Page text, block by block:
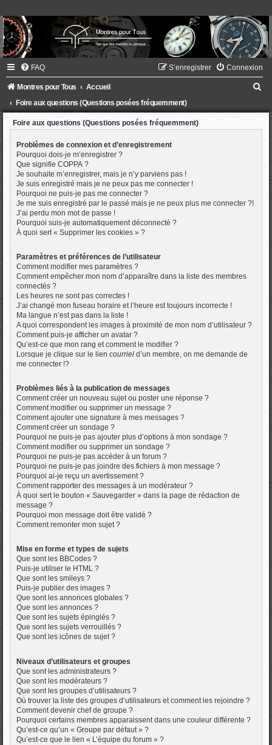
FAQ Connexion
S’enregistrer
Montres pour Tous
Accueil
Foire aux questions (Questions posées fréquemment)
Foire aux questions (Questions posées fréquemment)
Problèmes de connexion et d’enregistrement
Pourquoi dois-je m’enregistrer ?
Que signifie COPPA ?
Je souhaite m’enregistrer, mais je n’y parviens pas !
Je suis enregistré mais je ne peux pas me connecter !
Pourquoi ne puis-je pas me connecter ?
Je me suis enregistré par le passé mais je ne peux plus me connecter ?!
J’ai perdu mon mot de passe !
Pourquoi suis-je automatiquement déconnecté ?
À quoi sert « Supprimer les cookies » ?
Paramètres et préférences de l’utilisateur
Comment modifier mes paramètres ?
Comment empêcher mon nom d’apparaître dans la liste des membres
connectés ?
Les heures ne sont pas correctes !
J’ai changé mon fuseau horaire et l’heure est toujours incorrecte !
Ma langue n’est pas dans la liste !
A quoi correspondent les images à proximité de mon nom d’utilisateur ?
Comment puis-je afficher un avatar ?
Qu’est-ce que mon rang et comment le modifier ?
Lorsque je clique sur le lien courriel d’un membre, on me demande de
me connecter !?
Problèmes liés à la publication de messages
Comment créer un nouveau sujet ou poster une réponse ?
Comment modifier ou supprimer un message ?
Comment ajouter une signature à mes messages ?
Comment créer un sondage ?
Pourquoi ne puis-je pas ajouter plus d’options à mon sondage ?
Comment modifier ou supprimer un sondage ?
Pourquoi ne puis-je pas accéder à un forum ?
Pourquoi ne puis-je pas joindre des fichiers à mon message ?
Pourquoi ai-je reçu un avertissement ?
Comment rapporter des messages à un modérateur ?
À quoi sert le bouton « Sauvegarder » dans la page de rédaction de
message ?
Pourquoi mon message doit être validé ?
Comment remonter mon sujet ?
Mise en forme et types de sujets
Que sont les BBCodes ?
Puis-je utiliser le HTML ?
Que sont les smileys ?
Puis-je publier des images ?
Que sont les annonces globales ?
Que sont les annonces ?
Que sont les sujets épinglés ?
Que sont les sujets verrouillés ?
Que sont les icônes de sujet ?
Niveaux d’utilisateurs et groupes
Que sont les administrateurs ?
Que sont les modérateurs ?
Que sont les groupes d’utilisateurs ?
Où trouver la liste des groupes d’utilisateurs et comment les rejoindre ?
Comment devenir chef de groupe ?
Pourquoi certains membres apparaissent dans une couleur différente ?
Qu’est-ce qu’un « Groupe par défaut » ?
Qu’est-ce que le lien « L’équipe du forum » ?